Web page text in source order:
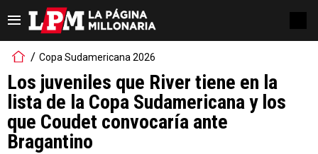
Copa Sudamericana 2026
Los juveniles que River tiene en la
lista de la Copa Sudamericana y los
que Coudet convocaría ante
Bragantino